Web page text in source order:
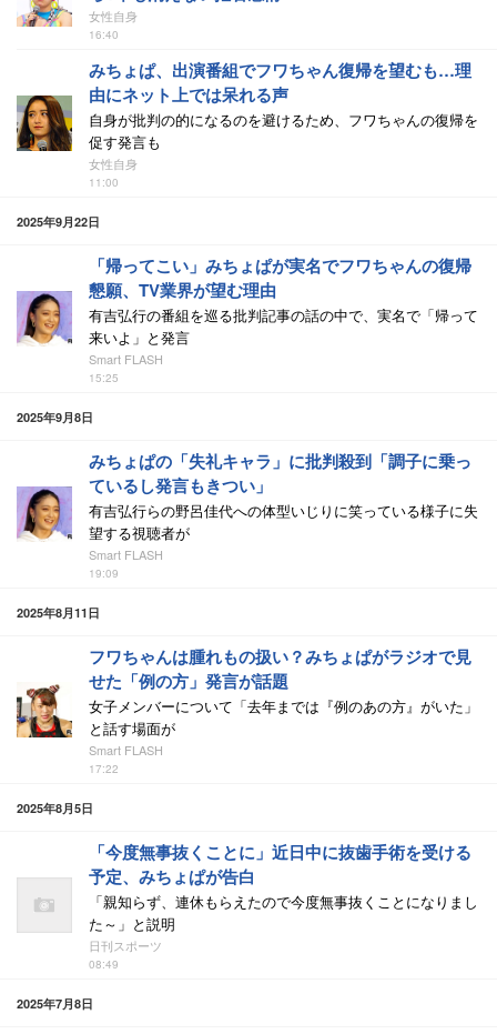
女性自身
16:40
みちょぱ、出演番組でフワちゃん復帰を望むも…理
由にネット上では呆れる声
自身が批判の的になるのを避けるため、フワちゃんの復帰を
促す発言も
女性自身
11:00
2025年9月22日
「帰ってこい」みちょぱが実名でフワちゃんの復帰
懇願、TV業界が望む理由
有吉弘行の番組を巡る批判記事の話の中で、実名で「帰って
来いよ」と発言
Smart FLASH
15:25
2025年9月8日
みちょぱの「失礼キャラ」に批判殺到「調子に乗っ
ているし発言もきつい」
有吉弘行らの野呂佳代への体型いじりに笑っている様子に失
望する視聴者が
Smart FLASH
19:09
2025年8月11日
フワちゃんは腫れもの扱い？みちょぱがラジオで見
せた「例の方」発言が話題
女子メンバーについて「去年までは『例のあの方』がいた」
と話す場面が
Smart FLASH
17:22
2025年8月5日
「今度無事抜くことに」近日中に抜歯手術を受ける
予定、みちょぱが告白
「親知らず、連休もらえたので今度無事抜くことになりまし
た～」と説明
日刊スポーツ
08:49
2025年7月8日